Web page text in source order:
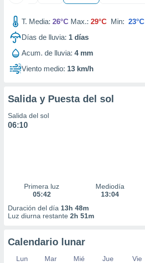
T. Media: 26°C Max.: 29°C Min: 23°C
Días de lluvia: 1 días
Acum. de lluvia: 4 mm
Viento medio: 13 km/h
Salida y Puesta del sol
Salida del sol
06:10
Primera luz
05:42
Mediodía
13:04
Duración del día 13h 48m
Luz diurna restante 2h 51m
Calendario lunar
Lun Mar Mié Jue Vie